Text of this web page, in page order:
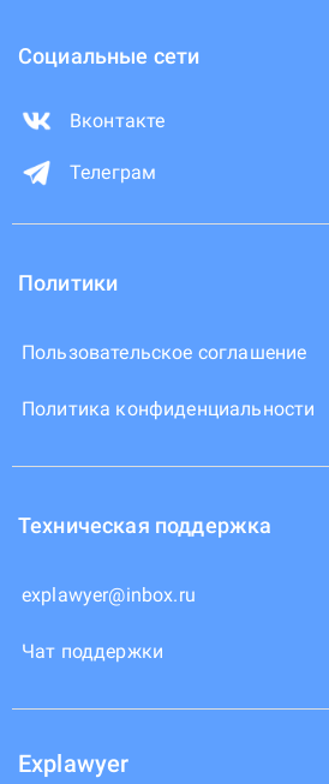
Социальные сети
Вконтакте
Телеграм
Политики
Пользовательское соглашение
Политика конфиденциальности
Техническая поддержка
explawyer@inbox.ru
Чат поддержки
Explawyer